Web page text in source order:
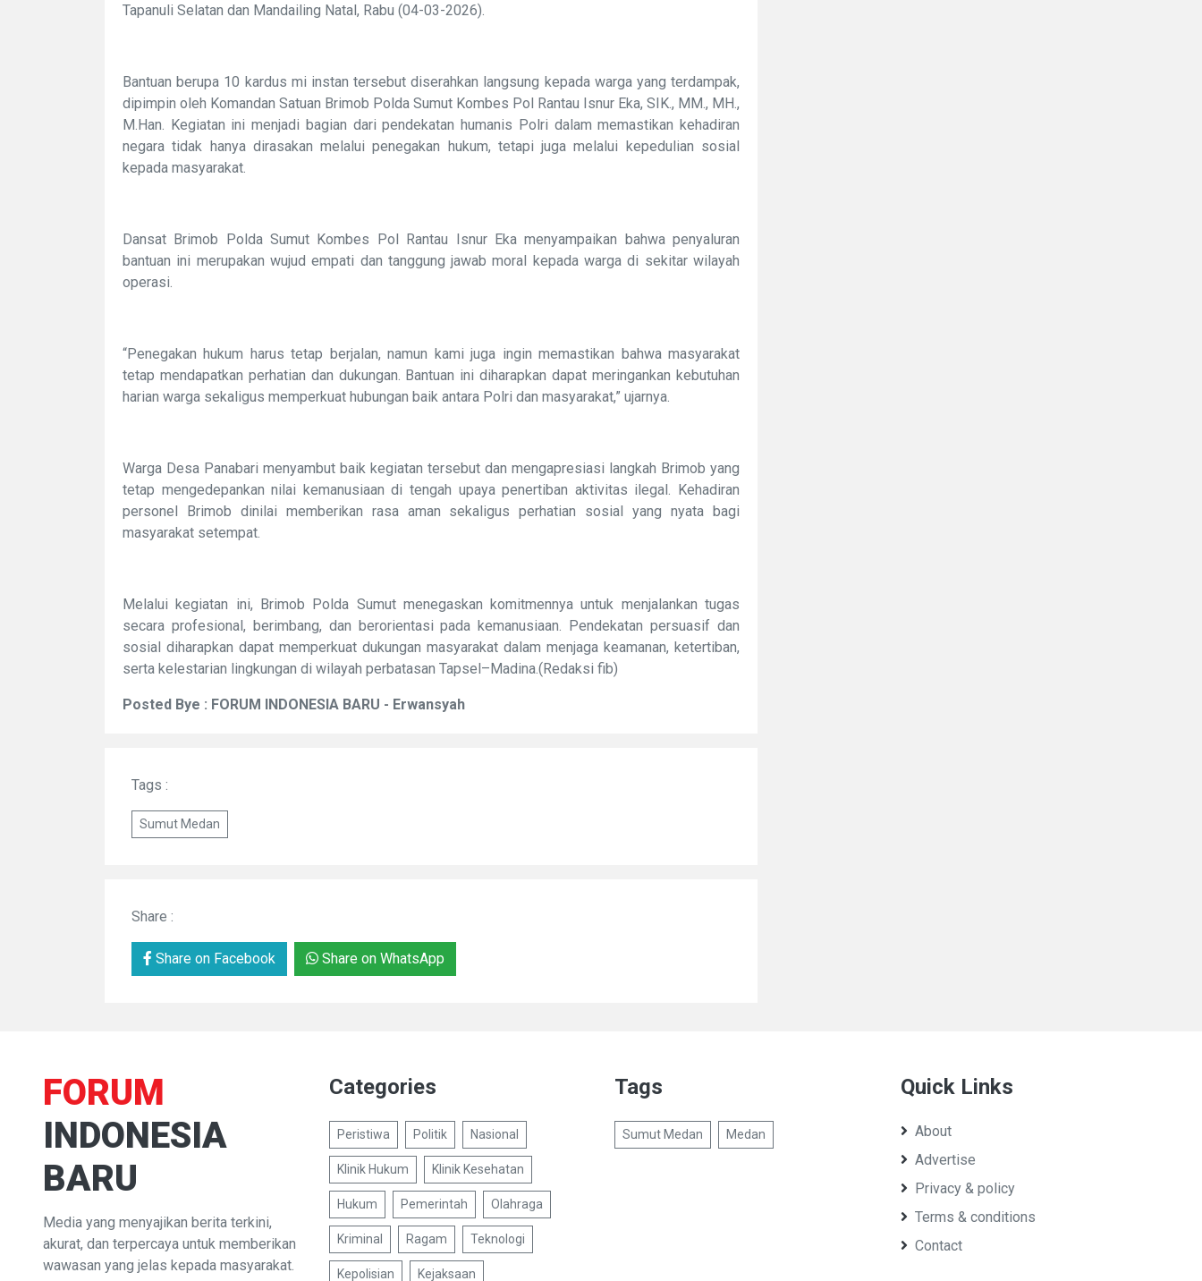
Tapanuli Selatan dan Mandailing Natal, Rabu (04-03-2026).
Bantuan berupa 10 kardus mi instan tersebut diserahkan langsung kepada warga yang terdampak,
dipimpin oleh Komandan Satuan Brimob Polda Sumut Kombes Pol Rantau Isnur Eka, SIK., MM., MH.,
M.Han. Kegiatan ini menjadi bagian dari pendekatan humanis Polri dalam memastikan kehadiran
negara tidak hanya dirasakan melalui penegakan hukum, tetapi juga melalui kepedulian sosial
kepada masyarakat.
Dansat Brimob Polda Sumut Kombes Pol Rantau Isnur Eka menyampaikan bahwa penyaluran
bantuan ini merupakan wujud empati dan tanggung jawab moral kepada warga di sekitar wilayah
operasi.
“Penegakan hukum harus tetap berjalan, namun kami juga ingin memastikan bahwa masyarakat
tetap mendapatkan perhatian dan dukungan. Bantuan ini diharapkan dapat meringankan kebutuhan
harian warga sekaligus memperkuat hubungan baik antara Polri dan masyarakat,” ujarnya.
Warga Desa Panabari menyambut baik kegiatan tersebut dan mengapresiasi langkah Brimob yang
tetap mengedepankan nilai kemanusiaan di tengah upaya penertiban aktivitas ilegal. Kehadiran
personel Brimob dinilai memberikan rasa aman sekaligus perhatian sosial yang nyata bagi
masyarakat setempat.
Melalui kegiatan ini, Brimob Polda Sumut menegaskan komitmennya untuk menjalankan tugas
secara profesional, berimbang, dan berorientasi pada kemanusiaan. Pendekatan persuasif dan
sosial diharapkan dapat memperkuat dukungan masyarakat dalam menjaga keamanan, ketertiban,
serta kelestarian lingkungan di wilayah perbatasan Tapsel–Madina.(Redaksi fib)
Posted Bye : FORUM INDONESIA BARU - Erwansyah
Tags :
Sumut Medan
Share :
Share on Facebook Share on WhatsApp
FORUM
INDONESIA
BARU
Media yang menyajikan berita terkini,
akurat, dan terpercaya untuk memberikan
wawasan yang jelas kepada masyarakat.
Categories
Peristiwa Politik Nasional
Klinik Hukum Klinik Kesehatan
Hukum Pemerintah Olahraga
Kriminal Ragam Teknologi
Kepolisian Kejaksaan
Tags
Sumut Medan Medan
Quick Links
About
Advertise
Privacy & policy
Terms & conditions
Contact